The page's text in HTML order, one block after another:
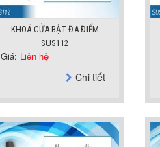
KHOÁ CỬA BẬT ĐA ĐIỂM
SUS112
Giá: Liên hệ
Chi tiết